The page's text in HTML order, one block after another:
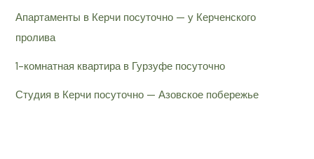
Апартаменты в Керчи посуточно — у Керченского
пролива
1-комнатная квартира в Гурзуфе посуточно
Студия в Керчи посуточно — Азовское побережье